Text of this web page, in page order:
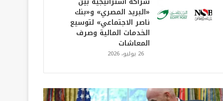
«البريد المصري» و«بنك
ناصر الاجتماعي» لتوسيع
الخدمات المالية وصرف
المعاشات
26 يوليو، 2026